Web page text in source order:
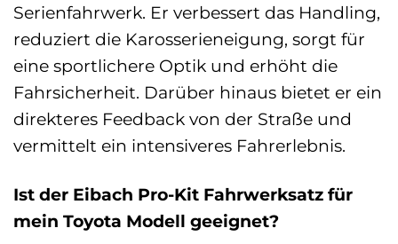
Serienfahrwerk. Er verbessert das Handling,
reduziert die Karosserieneigung, sorgt für
eine sportlichere Optik und erhöht die
Fahrsicherheit. Darüber hinaus bietet er ein
direkteres Feedback von der Straße und
vermittelt ein intensiveres Fahrerlebnis.
Ist der Eibach Pro-Kit Fahrwerksatz für
mein Toyota Modell geeignet?